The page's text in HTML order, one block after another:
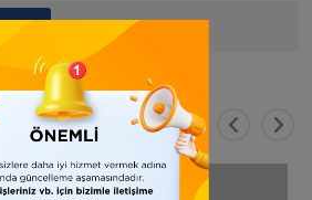
Yorumlar